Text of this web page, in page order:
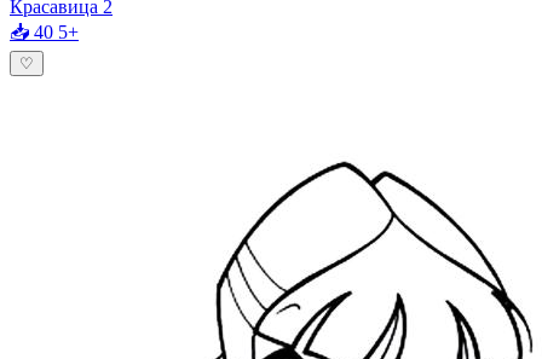
Красавица 2
📥 40 5+
♡